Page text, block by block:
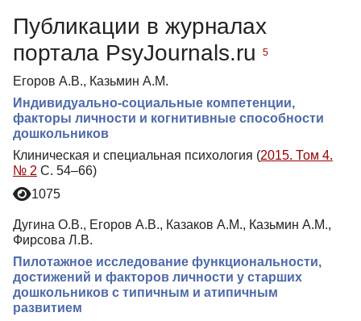
Публикации в журналах
портала PsyJournals.ru
5
Егоров А.В., Казьмин А.М.
Индивидуально-социальные компетенции,
факторы личности и когнитивные способности
дошкольников
Клиническая и специальная психология (2015. Том 4.
№ 2 С. 54–66)
1075
Дугина О.В., Егоров А.В., Казаков А.М., Казьмин А.М.,
Фирсова Л.В.
Пилотажное исследование функциональности,
достижений и факторов личности у старших
дошкольников с типичным и атипичным
развитием